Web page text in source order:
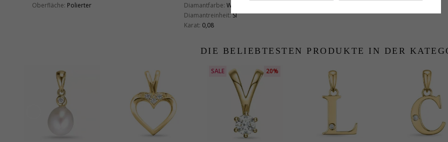
Oberfläche: Polierter
Diamantfarbe: Wesselton
Diamantreinheit: SI
Karat: 0,08
DIE BELIEBTESTEN PRODUKTE IN DER
SALE 20%